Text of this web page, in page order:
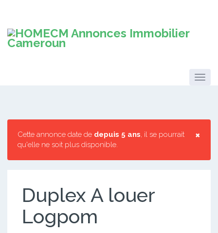
×
Cette annonce date de depuis 5 ans, il se pourrait
qu'elle ne soit plus disponible.
Duplex A louer
Logpom